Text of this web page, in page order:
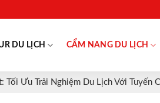
DU LỊCH CẨM NANG DU LỊCH
Tối Ưu Trải Nghiệm Du Lịch Với Tuyến